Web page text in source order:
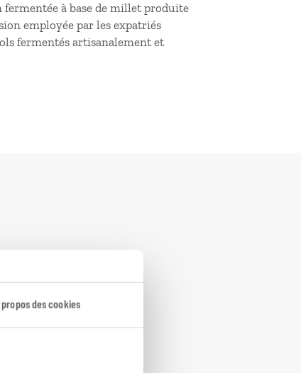
propos des cookies
fermentée à base de millet produite
employée par les expatriés
fermentés artisanalement et